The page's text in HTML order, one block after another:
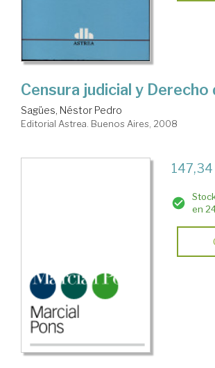
Censura judicial y Derecho
Sagües, Néstor Pedro
Editorial Astrea. Buenos Aires, 2008
147,34
en